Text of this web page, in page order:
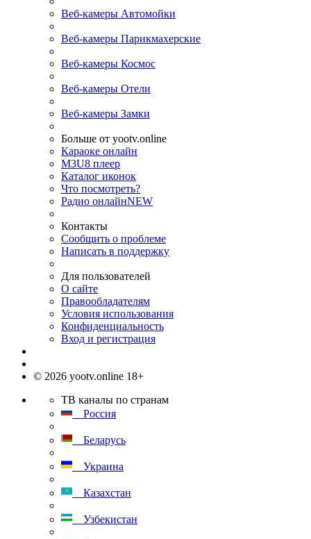
Веб-камеры Автомойки
Веб-камеры Парикмахерские
Веб-камеры Космос
Веб-камеры Отели
Веб-камеры Замки
Больше от yootv.online
Караоке онлайн
M3U8 плеер
Каталог иконок
Что посмотреть?
Радио онлайнNEW
Контакты
Сообщить о проблеме
Написать в поддержку
Для пользователей
О сайте
Правообладателям
Условия использования
Конфиденциальность
Вход и регистрация
© 2026 yootv.online 18+
ТВ каналы по странам
Россия
Беларусь
Украина
Казахстан
Узбекистан